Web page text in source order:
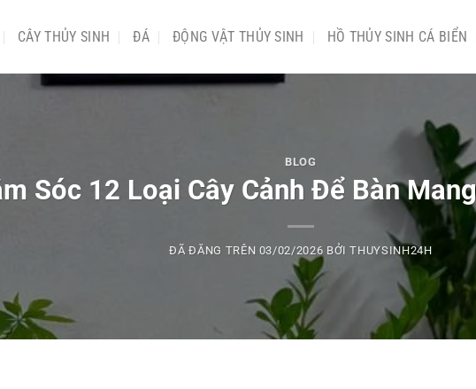
CÂY THỦY SINH ĐÁ ĐỘNG VẬT THỦY SINH HỒ THỦY SINH CÁ BIỂN
BLOG
Sóc 12 Loại Cây Cảnh Để Bàn
ĐÃ ĐĂNG TRÊN 03/02/2026 BỞITHUYSINH24H